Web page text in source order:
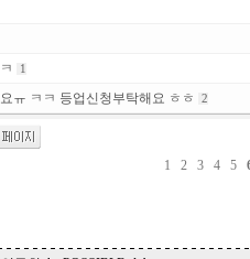
1
ㅠ ㅋㅋ 등업신청부탁해요 ㅎㅎ 2
1 2 3 4 5